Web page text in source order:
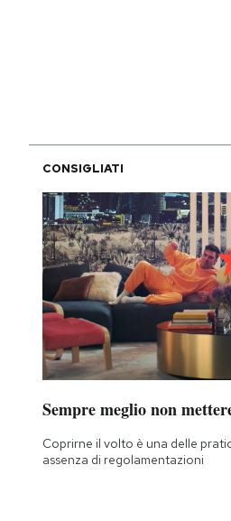
CONSIGLIATI
Sempre meglio non
Coprirne il volto è una delle
assenza di regolamentazioni